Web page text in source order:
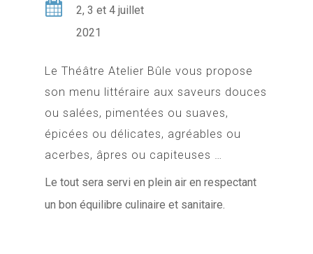
2, 3 et 4 juillet
2021
Le Théâtre Atelier Bûle vous propose
son menu littéraire aux saveurs douces
ou salées, pimentées ou suaves,
épicées ou délicates, agréables ou
acerbes, âpres ou capiteuses …
Le tout sera servi en plein air en respectant
un bon équilibre culinaire et sanitaire.